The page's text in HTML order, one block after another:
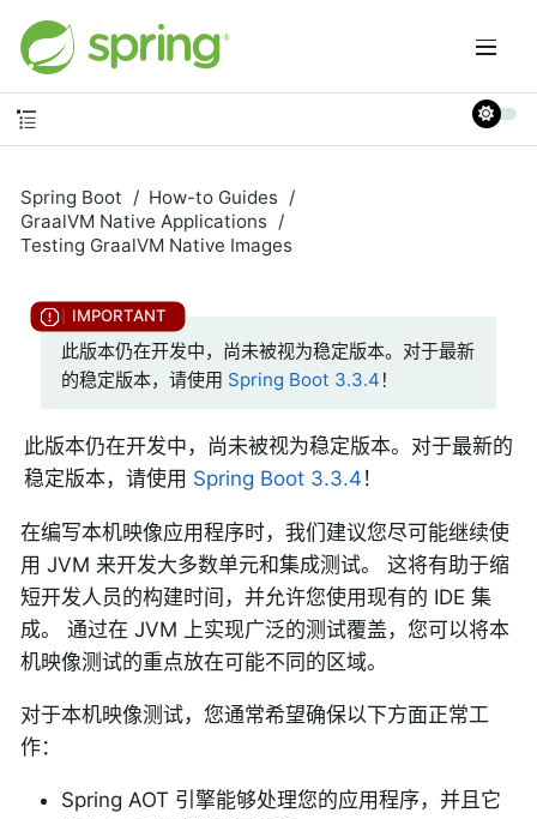
Spring Boot
How-to Guides
GraalVM Native Applications
Testing GraalVM Native Images
此版本仍在开发中，尚未被视为稳定版本。对于最新
的稳定版本，请使用 Spring Boot 3.3.4 ！
此版本仍在开发中，尚未被视为稳定版本。对于最新的
稳定版本，请使用 Spring Boot 3.3.4 ！
在编写本机映像应用程序时，我们建议您尽可能继续使
用 JVM 来开发大多数单元和集成测试。 这将有助于缩
短开发人员的构建时间，并允许您使用现有的 IDE 集
成。 通过在 JVM 上实现广泛的测试覆盖，您可以将本
机映像测试的重点放在可能不同的区域。
对于本机映像测试，您通常希望确保以下方面正常工
作：
Spring AOT 引擎能够处理您的应用程序，并且它